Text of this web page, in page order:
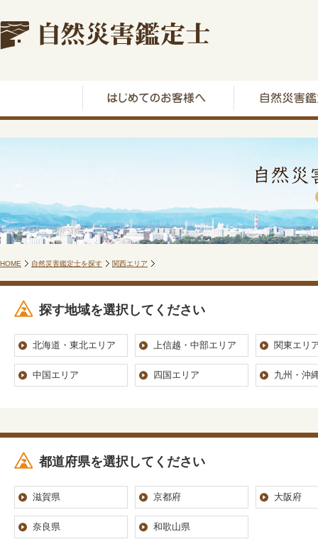
HOME 自然災害鑑定士を探す 関西エリア
探す地域を選択してください
北海道・東北エリア 上信越・中部エリア 関東エリ
中国エリア 四国エリア 九州・沖
都道府県を選択してください
滋賀県 京都府 大阪府
奈良県 和歌山県